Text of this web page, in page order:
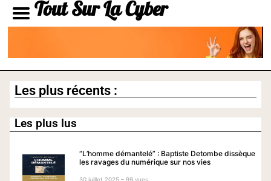
Tout Sur La Cyber
Les plus lus
“L’homme démantelé” : Baptiste Detombe dissèque
les ravages du numérique sur nos vies
30 juillet 2025 – 99 vues
Les plus récents :